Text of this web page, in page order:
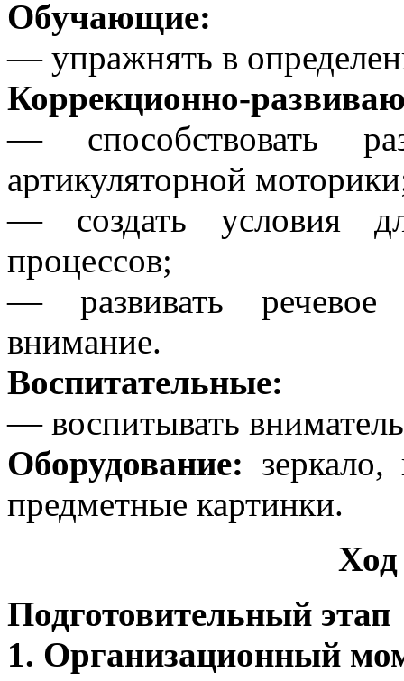
Обучающие:
— упражнять в
Коррекционно-
— способствовать
артикуляторной
— создать условия
процессов;
— развивать речевое
внимание.
Воспитательные:
— воспитывать
Оборудование:
предметные картинки.
Ход
Подготовительный этап
1. Организационный